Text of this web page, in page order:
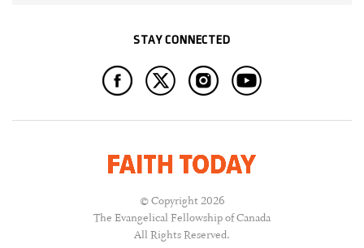
STAY CONNECTED
© Copyright 2026
The Evangelical Fellowship of Canada
All Rights Reserved.